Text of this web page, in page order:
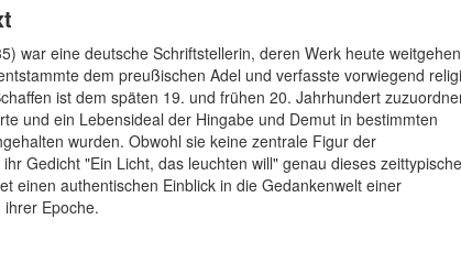
war eine deutsche Schriftstellerin, deren Werk heute
dem preußischen Adel und verfasste vorwiegend
ist dem späten 19. und frühen 20. Jahrhundert
und ein Lebensideal der Hingabe und Demut in bestimmten
wurden. Obwohl sie keine zentrale Figur der
Gedicht "Ein Licht, das leuchten will" genau dieses
einen authentischen Einblick in die Gedankenwelt einer
Epoche.